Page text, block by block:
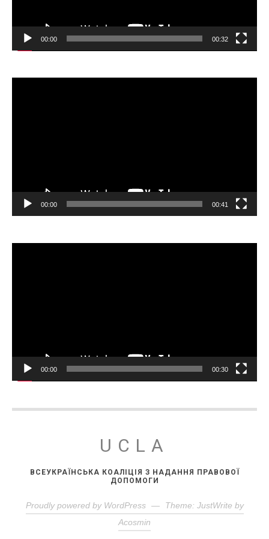
00:00 00:32
00:00 00:41
00:00 00:30
UCLA
ВСЕУКРАЇНСЬКА КОАЛІЦІЯ З НАДАННЯ ПРАВОВОЇ
ДОПОМОГИ
Proudly powered by WordPress —
Theme: JustWrite by
Acosmin